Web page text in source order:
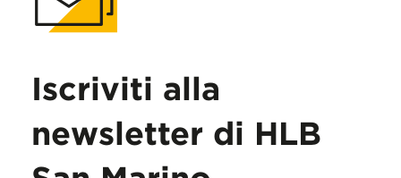
Iscriviti alla
newsletter di HLB